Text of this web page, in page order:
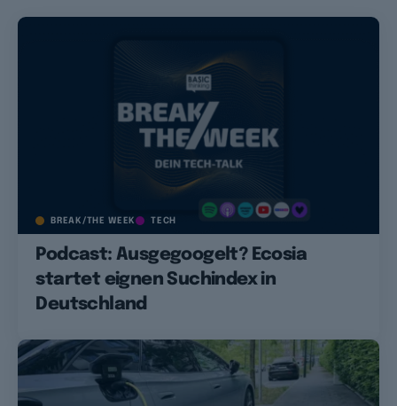
BREAK/THE WEEK TECH
Podcast: Ausgegoogelt? Ecosia
startet eignen Suchindex in
Deutschland